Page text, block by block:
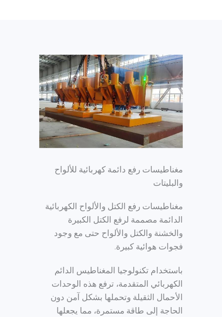
مغناطيسات رفع دائمة كهربائية للألواح
والبليتات
مغناطيسات رفع الكتل والألواح الكهربائية
الدائمة مصممة لرفع الكتل الكبيرة
والخشنة والكتل والألواح حتى مع وجود
فجوات هوائية كبيرة.
باستخدام تكنولوجيا المغناطيس الدائم
الكهربائي المتقدمة، ترفع هذه الوحدات
الأحمال الثقيلة وتحملها بشكل آمن دون
الحاجة إلى طاقة مستمرة، مما يجعلها